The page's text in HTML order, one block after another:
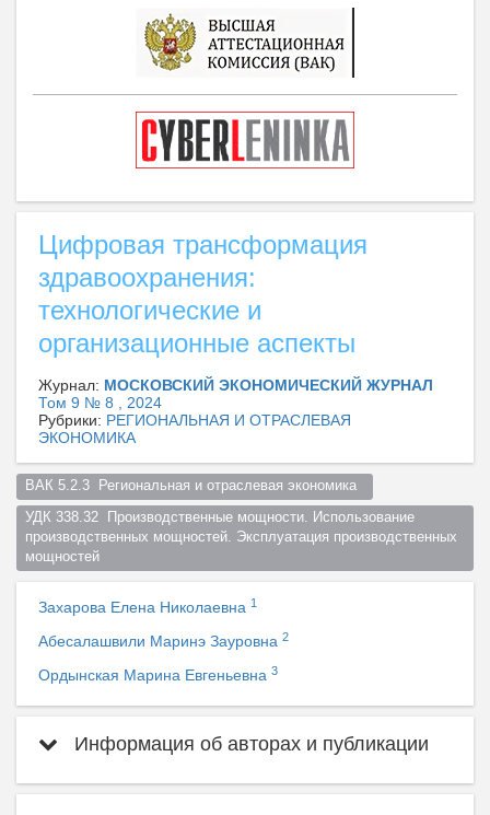
Цифровая трансформация
здравоохранения:
технологические и
организационные аспекты
Журнал: МОСКОВСКИЙ ЭКОНОМИЧЕСКИЙ ЖУРНАЛ
Том 9 № 8 , 2024
Рубрики: РЕГИОНАЛЬНАЯ И ОТРАСЛЕВАЯ
ЭКОНОМИКА
ВАК 5.2.3  Региональная и отраслевая экономика
УДК 338.32  Производственные мощности. Использование
производственных мощностей. Эксплуатация производственных
мощностей
Захарова Елена Николаевна 1
Абесалашвили Маринэ Зауровна 2
Ордынская Марина Евгеньевна 3
Информация об авторах и публикации